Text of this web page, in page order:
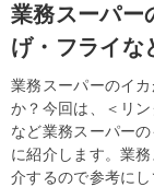
業務スーパー
げ・フライな
業務スーパーのイ
か？今回は、＜リ
など業務スーパー
に紹介します。業
介するので参考にし